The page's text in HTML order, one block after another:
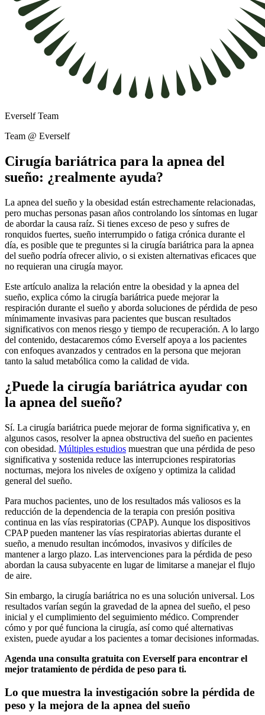
Everself Team
Team @ Everself
Cirugía bariátrica para la apnea del
sueño: ¿realmente ayuda?
La apnea del sueño y la obesidad están estrechamente relacionadas,
pero muchas personas pasan años controlando los síntomas en lugar
de abordar la causa raíz. Si tienes exceso de peso y sufres de
ronquidos fuertes, sueño interrumpido o fatiga crónica durante el
día, es posible que te preguntes si la cirugía bariátrica para la apnea
del sueño podría ofrecer alivio, o si existen alternativas eficaces que
no requieran una cirugía mayor.
Este artículo analiza la relación entre la obesidad y la apnea del
sueño, explica cómo la cirugía bariátrica puede mejorar la
respiración durante el sueño y aborda soluciones de pérdida de peso
mínimamente invasivas para pacientes que buscan resultados
significativos con menos riesgo y tiempo de recuperación. A lo largo
del contenido, destacaremos cómo Everself apoya a los pacientes
con enfoques avanzados y centrados en la persona que mejoran
tanto la salud metabólica como la calidad de vida.
¿Puede la cirugía bariátrica ayudar con
la apnea del sueño?
Sí. La cirugía bariátrica puede mejorar de forma significativa y, en
algunos casos, resolver la apnea obstructiva del sueño en pacientes
con obesidad. Múltiples estudios muestran que una pérdida de peso
significativa y sostenida reduce las interrupciones respiratorias
nocturnas, mejora los niveles de oxígeno y optimiza la calidad
general del sueño.
Para muchos pacientes, uno de los resultados más valiosos es la
reducción de la dependencia de la terapia con presión positiva
continua en las vías respiratorias (CPAP). Aunque los dispositivos
CPAP pueden mantener las vías respiratorias abiertas durante el
sueño, a menudo resultan incómodos, invasivos y difíciles de
mantener a largo plazo. Las intervenciones para la pérdida de peso
abordan la causa subyacente en lugar de limitarse a manejar el flujo
de aire.
Sin embargo, la cirugía bariátrica no es una solución universal. Los
resultados varían según la gravedad de la apnea del sueño, el peso
inicial y el cumplimiento del seguimiento médico. Comprender
cómo y por qué funciona la cirugía, así como qué alternativas
existen, puede ayudar a los pacientes a tomar decisiones informadas.
Agenda una consulta gratuita con Everself para encontrar el
mejor tratamiento de pérdida de peso para ti.
Lo que muestra la investigación sobre la pérdida de
peso y la mejora de la apnea del sueño